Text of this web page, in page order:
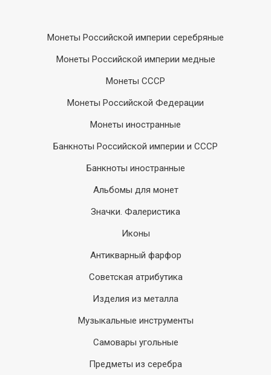
Монеты Российской империи серебряные
Монеты Российской империи медные
Монеты СССР
Монеты Российской Федерации
Монеты иностранные
Банкноты Российской империи и СССР
Банкноты иностранные
Альбомы для монет
Значки. Фалеристика
Иконы
Антикварный фарфор
Советская атрибутика
Изделия из металла
Музыкальные инструменты
Самовары угольные
Предметы из серебра